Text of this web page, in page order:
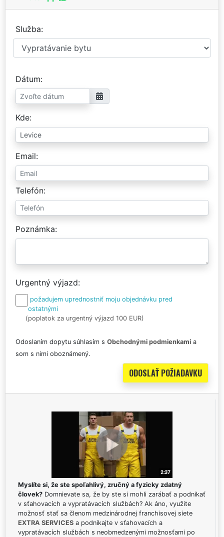
Služba
Dátum
Kde
Email
Telefón
Poznámka
Urgentný výjazd
požadujem uprednostniť moju objednávku pred
ostatnými
(poplatok za urgentný výjazd 100 EUR)
Odoslaním dopytu súhlasím s Obchodnými podmienkami a
som s nimi oboznámený.
Myslíte si, že ste spoľahlivý, zručný a fyzicky zdatný
človek? Domnievate sa, že by ste si mohli zarábať a podnikať
v sťahovacích a vypratávacích službách? Ak áno, využite
možnosť stať sa členom medzinárodnej franchisovej siete
EXTRA SERVICES a podnikajte v sťahovacích a
vypratávacích službách s neobmedzenými možnosťami po